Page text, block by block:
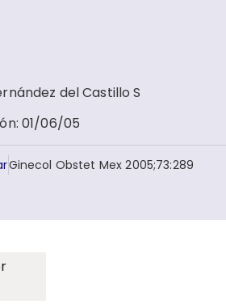
del Castillo S
: 01/06/05
Ginecol Obstet Mex 2005;73:289